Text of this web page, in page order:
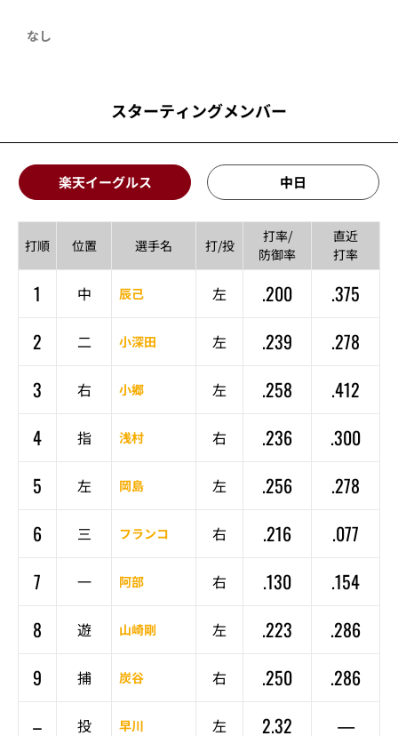
なし
スターティングメンバー
楽天イーグルス 中日
打順 位置 選手名 打/投
打率/
防御率
直近
打率
1 中 辰己 左 .200
.375
2
二 小深田 左 .239
.278
3
右 小郷 左 .258
.412
4
指 浅村 右 .236
.300
5
左 岡島 左 .256
.278
6
三 フランコ 右 .216
.077
7
一 阿部 右 .130
.154
8
遊 山崎剛 左 .223
.286
9
捕 炭谷 右 .250
.286
–
投 早川 左 2.32 —